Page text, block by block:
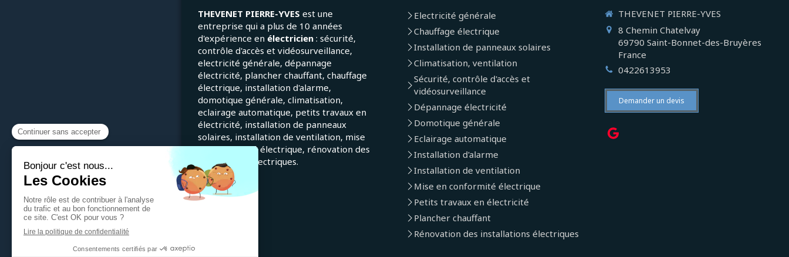
THEVENET PIERRE-YVES est une
entreprise qui a plus de 10 années
d'expérience en électricien: sécurité,
contrôle d'accès et vidéosurveillance,
electricité générale, dépannage
électricité, plancher chauffant, chauffage
électrique, installation d'alarme,
domotique générale, climatisation,
eclairage automatique, petits travaux en
électricité, installation de panneaux
solaires, installation de ventilation, mise
en conformité électrique, rénovation des
installations électriques.
Electricité générale
Chauffage électrique
Installation de panneaux solaires
Climatisation, ventilation
Sécurité, contrôle d'accès et
vidéosurveillance
Dépannage électricité
Domotique générale
Eclairage automatique
Installation d'alarme
Installation de ventilation
Mise en conformité électrique
Petits travaux en électricité
Plancher chauffant
Rénovation des installations électriques
THEVENET PIERRE-YVES
8 Chemin Chatelvay
69790 Saint-Bonnet-des-Bruyères
France
0422613953
Demander un devis